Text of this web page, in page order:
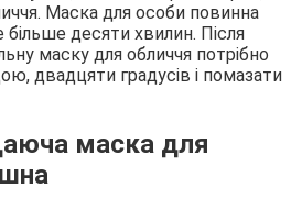
Маска для особи повинна
більше десяти хвилин. Після
маску для обличчя потрібно
двадцяти градусів і помазати
маска для